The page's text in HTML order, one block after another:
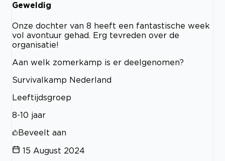
Geweldig
Onze dochter van 8 heeft een fantastische week
vol avontuur gehad. Erg tevreden over de
organisatie!
Aan welk zomerkamp is er deelgenomen?
Survivalkamp Nederland
Leeftijdsgroep
8-10 jaar
Beveelt aan
15 August 2024